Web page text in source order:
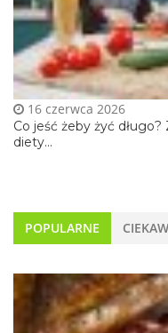
Co jeść żeby żyć długo?
diety...
16 czerwca 2026
POPULARNE